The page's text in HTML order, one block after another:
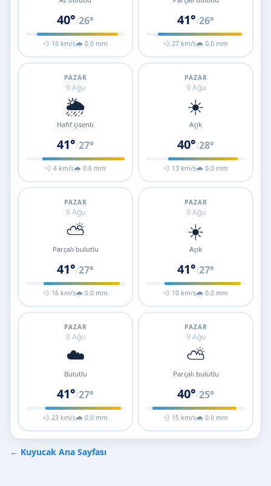
40°/26°
💨 16 km/s🌧 0.0 mm
41°/26°
💨 27 km/s🌧 0.0 mm
PAZAR
9 Ağu
🌦️
Hafif çisenti
41°/27°
💨 4 km/s🌧 0.6 mm
PAZAR
9 Ağu
☀️
Açık
40°/28°
💨 13 km/s🌧 0.0 mm
PAZAR
9 Ağu
⛅
Parçalı bulutlu
41°/27°
💨 16 km/s🌧 0.0 mm
PAZAR
9 Ağu
☀️
Açık
41°/27°
💨 10 km/s🌧 0.0 mm
PAZAR
9 Ağu
☁️
Bulutlu
41°/27°
💨 23 km/s🌧 0.0 mm
PAZAR
9 Ağu
⛅
Parçalı bulutlu
40°/25°
💨 15 km/s🌧 0.0 mm
← Kuyucak Ana Sayfası